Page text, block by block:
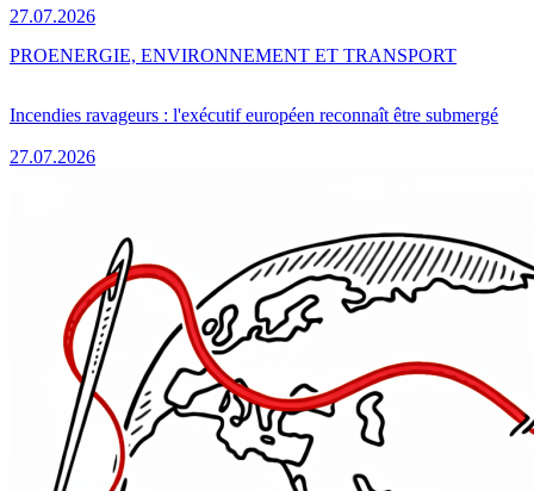
27.07.2026
Incendies ravageurs : l'exécutif européen reconnaît être submergé
27.07.2026
PROENERGIE, ENVIRONNEMENT ET TRANSPORT